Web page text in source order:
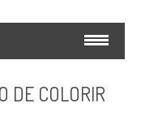
DE COLORIR